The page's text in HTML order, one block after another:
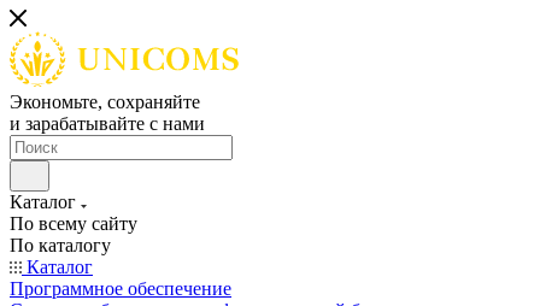
Экономьте, сохраняйте
и зарабатывайте с нами
Каталог
По всему сайту
По каталогу
Каталог
Программное обеспечение